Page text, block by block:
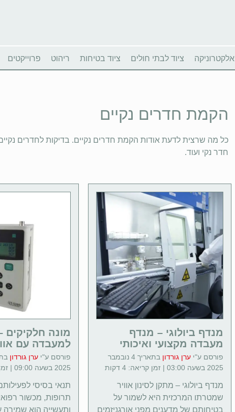
אלקטרוניקה ציוד לבתי חולים ציוד בטיחות ריהוט פרוייקטים
הקמת חדרים נקיים
כל מה שרצית לדעת אודות הקמת חדרים נקיים. בדיקות לחדרים
חדר נקי ועוד.
מנדף ביולוגי – מנדף
מעבדה מקצועי ואיכותי
פורסם ע"י ערן גורדון
בתאריך 4 נובמבר
2025 בשעה 03:00 | זמן קריאה: 4 דקות
מנדף ביולוגי – מתקן לסינון אוויר
שמטרתו המרכזית היא לשמור על
בטיחותם של מדענים מפני אורגניזמים
מונה חלקיקים
למעבדה עם
פורסם ע"י ערן גורדון
2025 בשעה 09:00 | זמן קריאה: 5 דקות
תנאי בסיסי
תרופות, מכשור
ותעשייה הוא שמירה